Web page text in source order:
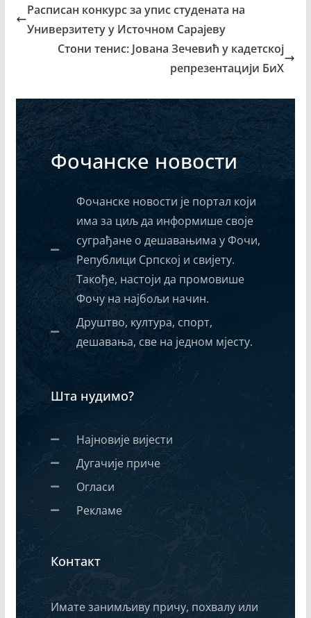
Расписан конкурс за упис студената на
Универзитету у Источном Сарајеву
Стони тенис: Јована Зечевић у кадетској
репрезентацији БиХ
Фочанске новости
Фочанске новости је портал који
има за циљ да информише своје
суграђане о дешавањима у Фочи,
Републици Српској и свијету.
Такође, настоји да промовише
Фочу на најбољи начин.
Друштво, култура, спорт,
дешавања, све на једном мјесту.
Шта нудимо?
Најновије вијести
Дугачије приче
Огласи
Рекламе
Контакт
Имате занимљиву причу, похвалу или